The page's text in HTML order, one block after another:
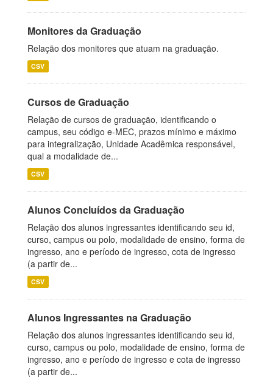
Monitores da Graduação
Relação dos monitores que atuam na graduação.
CSV
Cursos de Graduação
Relação de cursos de graduação, identificando o
campus, seu código e-MEC, prazos mínimo e máximo
para integralização, Unidade Acadêmica responsável,
qual a modalidade de...
CSV
Alunos Concluídos da Graduação
Relação dos alunos ingressantes identificando seu id,
curso, campus ou polo, modalidade de ensino, forma de
ingresso, ano e período de ingresso, cota de ingresso
(a partir de...
CSV
Alunos Ingressantes na Graduação
Relação dos alunos ingressantes identificando seu id,
curso, campus ou polo, modalidade de ensino, forma de
ingresso, ano e período de ingresso e cota de ingresso
(a partir de...